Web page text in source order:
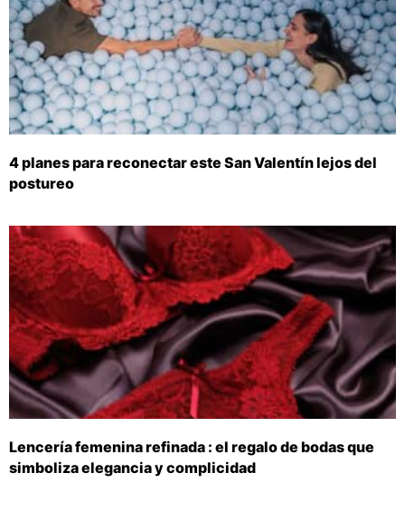
4 planes para reconectar este San Valentín lejos del
postureo
Lencería femenina refinada : el regalo de bodas que
simboliza elegancia y complicidad